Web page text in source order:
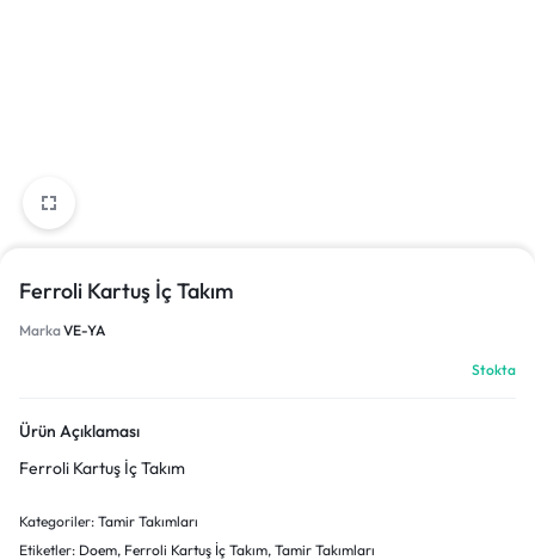
Ferroli Kartuş İç Takım
MarkaVE-YA
Stokta
Ürün Açıklaması
Ferroli Kartuş İç Takım
Kategoriler: Tamir Takımları
Etiketler: Doem, Ferroli Kartuş İç Takım, Tamir Takımları